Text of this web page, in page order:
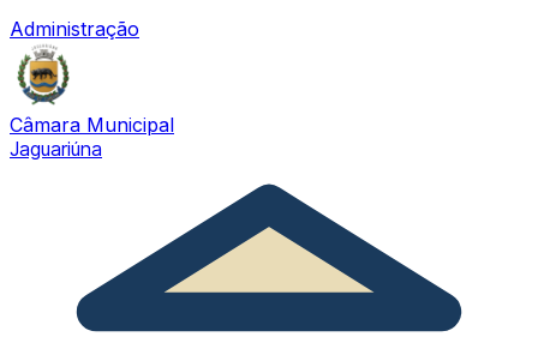
Administração
Câmara Municipal
Jaguariúna